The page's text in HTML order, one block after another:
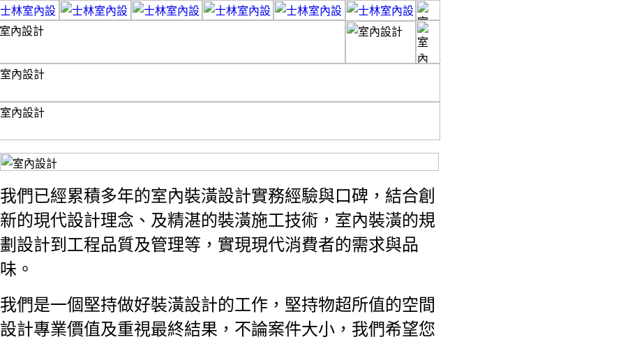
我們已經累積多年的室內裝潢設計實務經驗與口碑，結合創
新的現代設計理念、及精湛的裝潢施工技術，室內裝潢的規
劃設計到工程品質及管理等，實現現代消費者的需求與品
味。
我們是一個堅持做好裝潢設計的工作，堅持物超所值的空間
設計專業價值及重視最終結果，不論案件大小，我們希望您